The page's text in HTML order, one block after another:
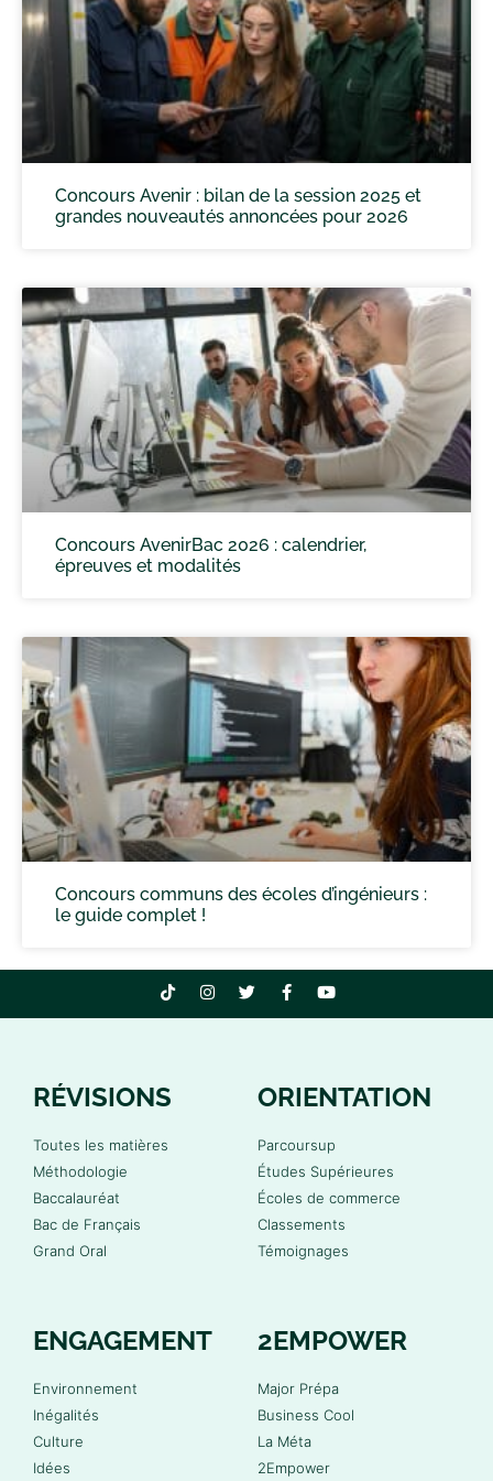
Concours Avenir : bilan de la session 2025 et
grandes nouveautés annoncées pour 2026
Concours AvenirBac 2026 : calendrier,
épreuves et modalités
Concours communs des écoles d’ingénieurs :
le guide complet !
RÉVISIONS
Toutes les matières
Méthodologie
Baccalauréat
Bac de Français
Grand Oral
ORIENTATION
Parcoursup
Études Supérieures
Écoles de commerce
Classements
Témoignages
ENGAGEMENT
Environnement
Inégalités
Culture
Idées
2EMPOWER
Major Prépa
Business Cool
La Méta
2Empower